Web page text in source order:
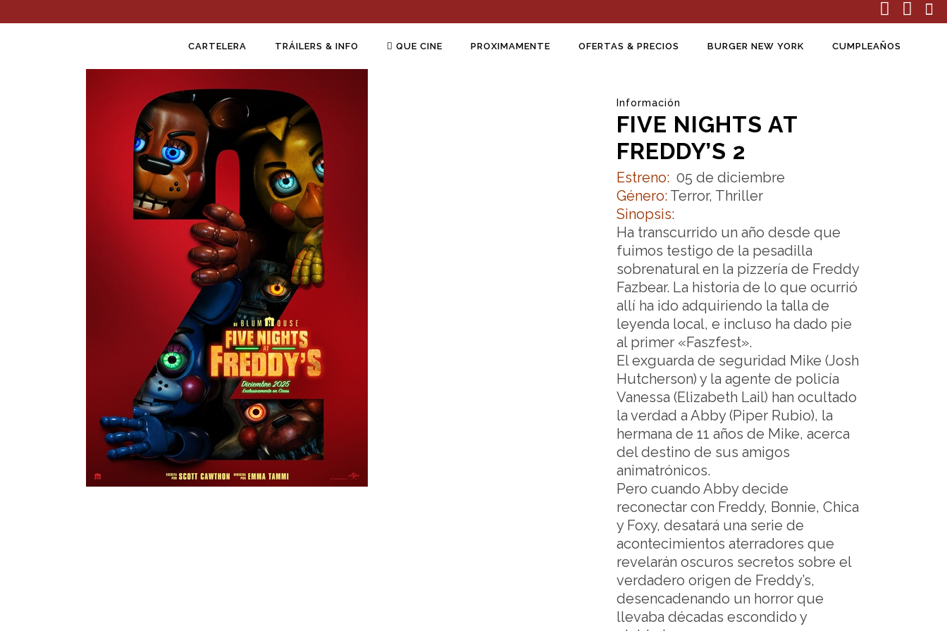
CARTELERA TRÁILERS & INFO QUE CINE PROXIMAMENTE OFERTAS & PRECIOS BURGER NEW YORK CUMPLEAÑOS
Información
FIVE NIGHTS AT
FREDDY’S 2
Estreno: 05 de diciembre
Género: Terror, Thriller
Sinopsis:
Ha transcurrido un año desde que
fuimos testigo de la pesadilla
sobrenatural en la pizzería de Freddy
Fazbear. La historia de lo que ocurrió
allí ha ido adquiriendo la talla de
leyenda local, e incluso ha dado pie
al primer «Faszfest».
El exguarda de seguridad Mike (Josh
Hutcherson) y la agente de policía
Vanessa (Elizabeth Lail) han ocultado
la verdad a Abby (Piper Rubio), la
hermana de 11 años de Mike, acerca
del destino de sus amigos
animatrónicos.
Pero cuando Abby decide
reconectar con Freddy, Bonnie, Chica
y Foxy, desatará una serie de
acontecimientos aterradores que
revelarán oscuros secretos sobre el
verdadero origen de Freddy’s,
desencadenando un horror que
llevaba décadas escondido y